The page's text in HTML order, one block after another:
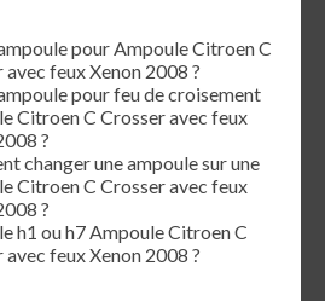
pour Ampoule Citroen C
avec feux Xenon 2008 ?
pour feu de croisement
Citroen C Crosser avec feux
?
changer une ampoule sur une
Citroen C Crosser avec feux
?
h1 ou h7 Ampoule Citroen C
avec feux Xenon 2008 ?